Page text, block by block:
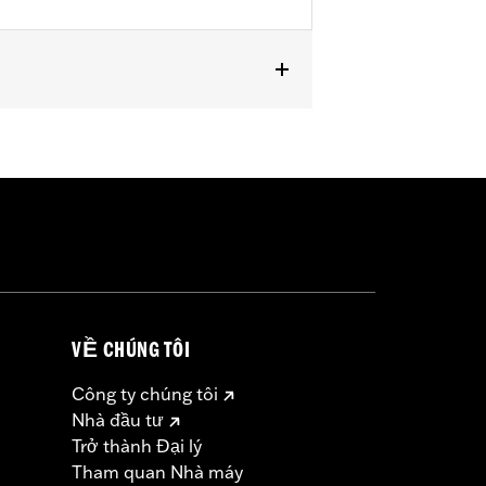
not fit XL1200X with mirrors
every possible mirror and
the motorcycle, check to
VỀ CHÚNG TÔI
Công ty chúng tôi
Nhà đầu tư
Trở thành Đại lý
Tham quan Nhà máy